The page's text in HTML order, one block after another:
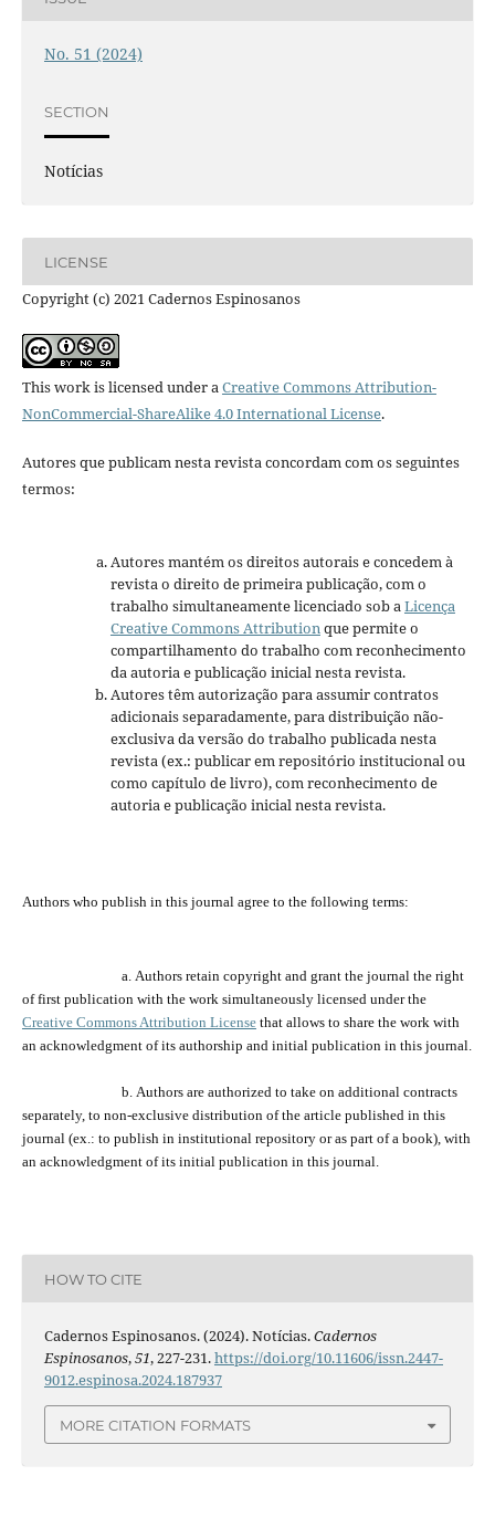
No. 51 (2024)
SECTION
Notícias
LICENSE
Copyright (c) 2021 Cadernos Espinosanos
This work is licensed under aCreative Commons Attribution-
NonCommercial-ShareAlike 4.0 International License.
Autores que publicam nesta revista concordam com os seguintes
termos:
Autores mantém os direitos autorais e concedem à
revista o direito de primeira publicação, com o
trabalho simultaneamente licenciado sob aLicença
Creative Commons Attributionque permite o
compartilhamento do trabalho com reconhecimento
da autoria e publicação inicial nesta revista.
Autores têm autorização para assumir contratos
adicionais separadamente, para distribuição não-
exclusiva da versão do trabalho publicada nesta
revista (ex.: publicar em repositório institucional ou
como capítulo de livro), com reconhecimento de
autoria e publicação inicial nesta revista.
Authors who publish inthis journal agree to the following terms:
a. Authors retain copyright and grant the journal the right
of first publication with the work simultaneously licensed under the
Creative Commons Attribution Licensethat allows to share the work with
an acknowledgment of its authorship and initial publication in this journal.
b.Authors are authorizedto take on additional contracts
separately, to non-exclusive distribution of the articlepublished in this
journal (ex.: to publish in institutional repository or as part ofa book), with
an acknowledgment of its initial publication in this journal.
HOW TO CITE
Cadernos Espinosanos. (2024). Notícias.Cadernos
Espinosanos,51, 227-231.https://doi.org/10.11606/issn.2447-
9012.espinosa.2024.187937
MORE CITATION FORMATS